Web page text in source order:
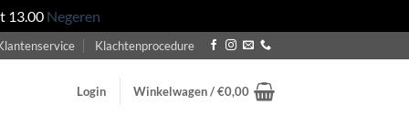
13.00 Negeren
Klachtenprocedure
Login Winkelwagen /€0,00